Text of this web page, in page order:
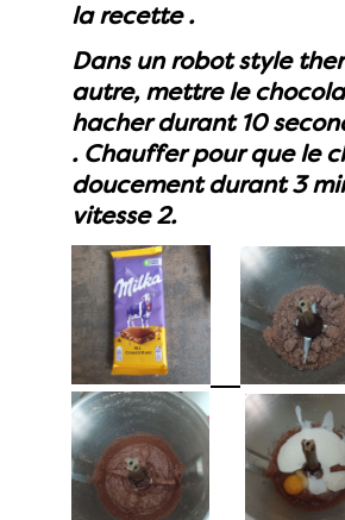
la recette .
Dans un robot style
autre, mettre le
hacher durant 10
. Chauffer pour que le
doucement durant 3
vitesse 2.